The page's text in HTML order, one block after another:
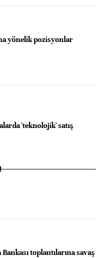
yönelik pozisyonlar
'teknolojik' satış
toplantılarına savaş